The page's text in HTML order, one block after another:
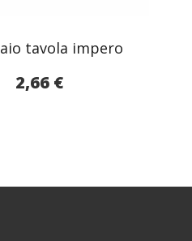
tavola impero
2,66 €